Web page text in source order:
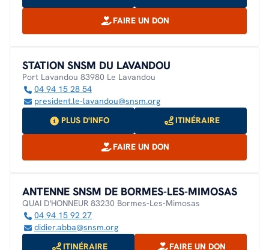
FAIRE UN DON
STATION SNSM DU LAVANDOU
Port Lavandou 83980 Le Lavandou
04 94 15 28 54
president.le-lavandou@snsm.org
PLUS D'INFO
ITINÉRAIRE
FAIRE UN DON
ANTENNE SNSM DE BORMES-LES-MIMOSAS
QUAI D'HONNEUR 83230 Bormes-Les-Mimosas
04 94 15 92 27
didier.abba@snsm.org
ITINÉRAIRE
FAIRE UN DON